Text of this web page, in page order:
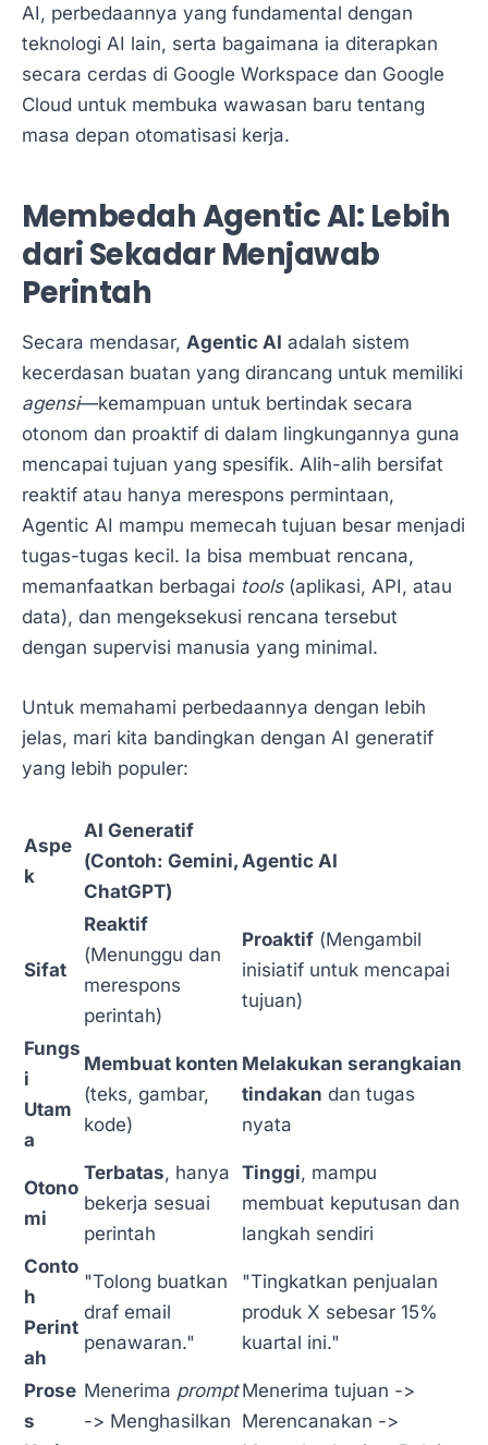
AI, perbedaannya yang fundamental dengan
teknologi AI lain, serta bagaimana ia diterapkan
secara cerdas di Google Workspace dan Google
Cloud untuk membuka wawasan baru tentang
masa depan otomatisasi kerja.
Membedah Agentic AI: Lebih
dari Sekadar Menjawab
Perintah
Secara mendasar, Agentic AI adalah sistem
kecerdasan buatan yang dirancang untuk memiliki
agensi—kemampuan untuk bertindak secara
otonom dan proaktif di dalam lingkungannya guna
mencapai tujuan yang spesifik. Alih-alih bersifat
reaktif atau hanya merespons permintaan,
Agentic AI mampu memecah tujuan besar menjadi
tugas-tugas kecil. Ia bisa membuat rencana,
memanfaatkan berbagai tools(aplikasi, API, atau
data), dan mengeksekusi rencana tersebut
dengan supervisi manusia yang minimal.
Untuk memahami perbedaannya dengan lebih
jelas, mari kita bandingkan dengan AI generatif
yang lebih populer:
Aspe
k
AI Generatif
(Contoh: Gemini,
ChatGPT)
Agentic AI
Sifat
Reaktif
(Menunggu dan
merespons
perintah)
Proaktif (Mengambil
inisiatif untuk mencapai
tujuan)
Fungs
i
Utam
a
Membuat konten
(teks, gambar,
kode)
Melakukan serangkaian
tindakan dan tugas
nyata
Otono
mi
Terbatas, hanya
bekerja sesuai
perintah
Tinggi, mampu
membuat keputusan dan
langkah sendiri
Conto
h
Perint
ah
"Tolong buatkan
draf email
penawaran."
"Tingkatkan penjualan
produk X sebesar 15%
kuartal ini."
Prose
s
Menerima prompt
-> Menghasilkan
Menerima tujuan ->
Merencanakan ->